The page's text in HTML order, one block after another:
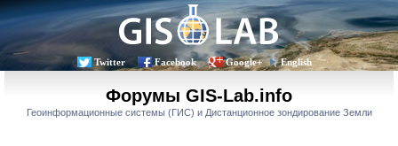
Twitter Facebook Google+ English
Форумы GIS-Lab.info
Геоинформационные системы (ГИС) и Дистанционное зондирование Земли